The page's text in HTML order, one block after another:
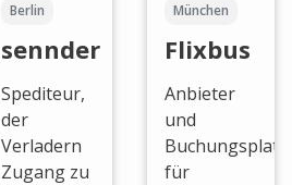
Berlin
sennder
Spediteur,
der
Verladern
Zugang zu
München
Flixbus
Anbieter
und
für